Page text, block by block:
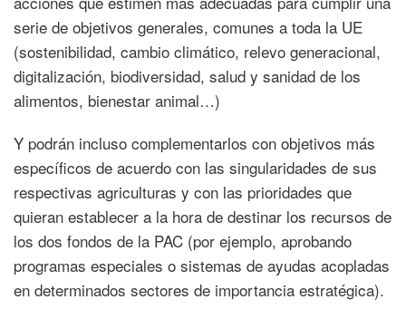
serie de objetivos generales, comunes a toda la UE
(sostenibilidad, cambio climático, relevo generacional,
digitalización, biodiversidad, salud y sanidad de los
alimentos, bienestar animal…)
Y podrán incluso complementarlos con objetivos más
específicos de acuerdo con las singularidades de sus
respectivas agriculturas y con las prioridades que
quieran establecer a la hora de destinar los recursos de
los dos fondos de la PAC (por ejemplo, aprobando
programas especiales o sistemas de ayudas acopladas
en determinados sectores de importancia estratégica).